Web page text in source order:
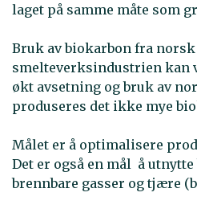
laget på samme måte som
Bruk av biokarbon fra
smelteverksindustrien kan
økt avsetning og bruk av
produseres det ikke mye
Målet er å optimalisere
Det er også en mål å
brennbare gasser og tjære